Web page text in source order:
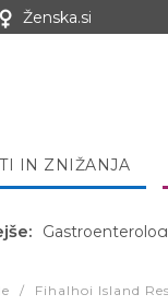
Ženska.si
IN ZNIŽANJA
Hibernacijska
/ Fihalhoi Island